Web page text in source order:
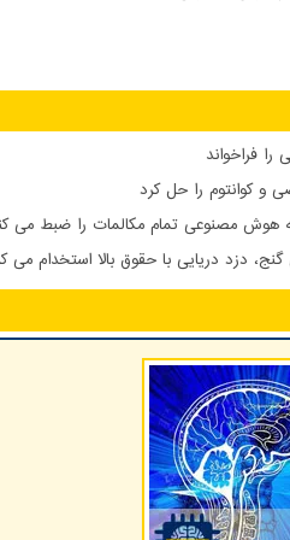
فراخواند
هوش مصنوعی تمام مکالمات را ضبط می
دزد دریایی با حقوق بالا استخدام می